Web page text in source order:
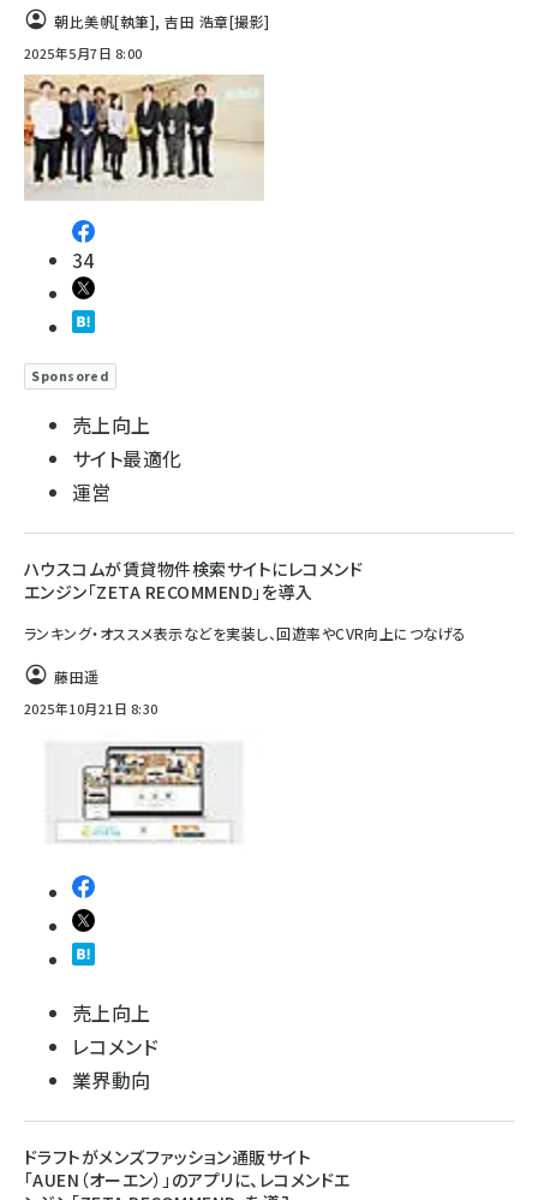
朝比美帆[執筆],吉田 浩章[撮影]
2025年5月7日 8:00
34
Sponsored
売上向上
サイト最適化
運営
ハウスコムが賃貸物件検索サイトにレコメンド
エンジン「ZETA RECOMMEND」を導入
ランキング・オススメ表示などを実装し、回遊率やCVR向上につなげる
藤田遥
2025年10月21日 8:30
売上向上
レコメンド
業界動向
ドラフトがメンズファッション通販サイト
「AUEN（オーエン）」のアプリに、レコメンドエ